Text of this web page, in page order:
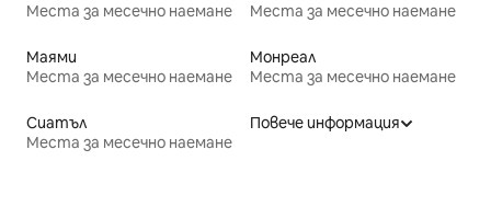
Места за месечно наемане
Места за месечно наемане
Маями
Места за месечно наемане
Монреал
Места за месечно наемане
Сиатъл
Места за месечно наемане
Повече информация